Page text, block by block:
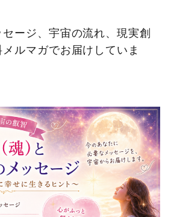
ージ、宇宙の流れ、現実創
ルマガでお届けしていま